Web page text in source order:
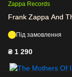
Zappa Records
Frank Zappa And
Під замовлення
₴ 1 290